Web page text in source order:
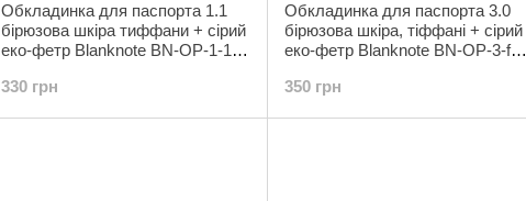
Обкладинка для паспорта 1.1
бірюзова шкіра тиффани + сірий
еко-фетр Blanknote BN-OP-1-1-
330 грн
Обкладинка для паспорта 3.0
бірюзова шкіра, тіффані + сірий
еко-фетр Blanknote BN-OP-3-felt-
350 грн